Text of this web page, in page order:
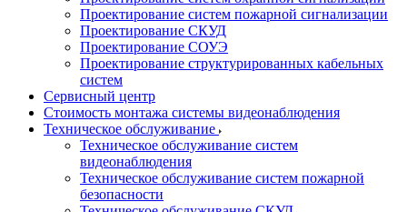
Проектирование систем пожарной сигнализации
Проектирование СКУД
Проектирование СОУЭ
Проектирование структурированных кабельных
систем
Сервисный центр
Стоимость монтажа системы видеонаблюдения
Техническое обслуживание
Техническое обслуживание систем
видеонаблюдения
Техническое обслуживание систем пожарной
безопасности